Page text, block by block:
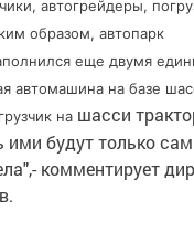
автогрейдеры,
образом, автопарк
еще двумя
автомашина на базе
на шасси
ими будут только
комментирует